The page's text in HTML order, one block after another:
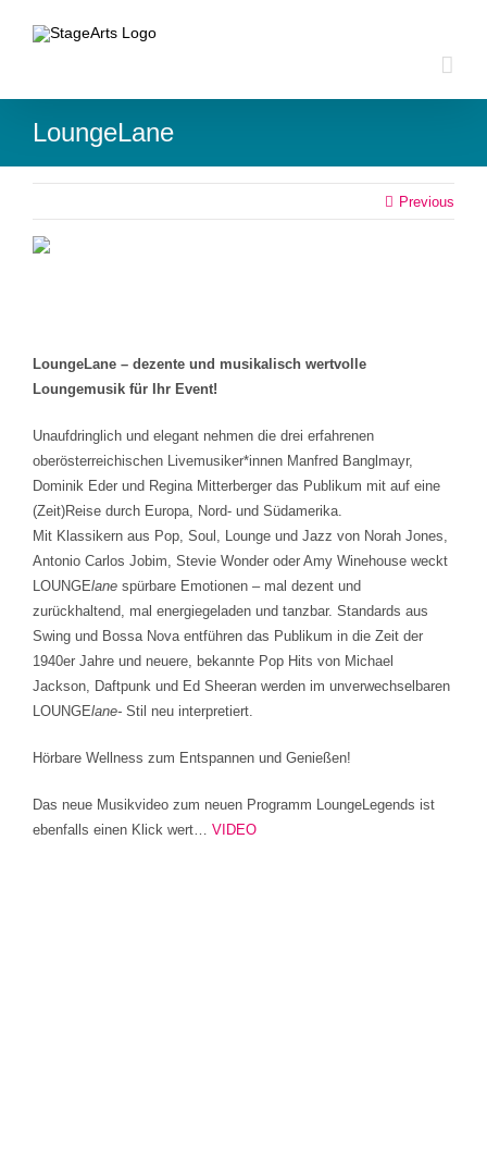
LoungeLane
Previous
LoungeLane – dezente und musikalisch wertvolle
Loungemusik für Ihr Event!
Unaufdringlich und elegant nehmen die drei erfahrenen
oberösterreichischen Livemusiker*innen Manfred Banglmayr,
Dominik Eder und Regina Mitterberger das Publikum mit auf eine
(Zeit)Reise durch Europa, Nord- und Südamerika.
Mit Klassikern aus Pop, Soul, Lounge und Jazz von Norah Jones,
Antonio Carlos Jobim, Stevie Wonder oder Amy Winehouse weckt
LOUNGElane spürbare Emotionen – mal dezent und
zurückhaltend, mal energiegeladen und tanzbar. Standards aus
Swing und Bossa Nova entführen das Publikum in die Zeit der
1940er Jahre und neuere, bekannte Pop Hits von Michael
Jackson, Daftpunk und Ed Sheeran werden im unverwechselbaren
LOUNGElane- Stil neu interpretiert.
Hörbare Wellness zum Entspannen und Genießen!
Das neue Musikvideo zum neuen Programm LoungeLegends ist
ebenfalls einen Klick wert… VIDEO